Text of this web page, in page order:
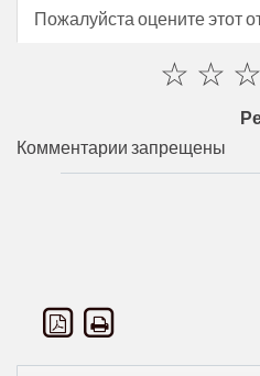
Пожалуйста оцените этот
☆
☆
☆
Комментарии запрещены